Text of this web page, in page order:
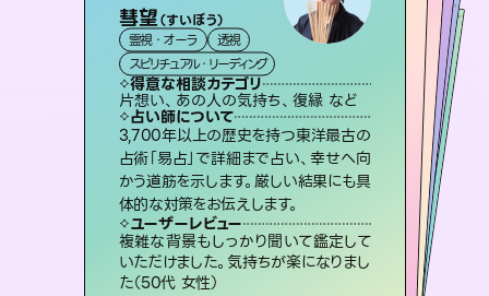
彗望（すいぼう）
霊視・オーラ
透視
スピリチュアル・リーディング
得意な相談カテゴリ
片想い、あの人の気持ち、復縁 など
占い師について
3,700年以上の歴史を持つ東洋最古の
占術「易占」で詳細まで占い、幸せへ向
かう道筋を示します。厳しい結果にも具
体的な対策をお伝えします。
ユーザーレビュー
複雑な背景もしっかり聞いて鑑定して
いただけました。気持ちが楽になりまし
た（50代 女性）
おう 霊感オラクル
霊視・オーラ
オラクルカード
得意な相談カテゴリ
恋愛総合、あの人の気持ち など
占い師について
霊視×オラクルカードを使って「今」と
「未来」そして「気になるあの人の気持
ち」まで丁寧に読み解き、恋や人生のヒ
ントを優しく引き出します。
ユーザーレビュー
不安な気持ちが嘘みたいに晴れまし
た…！よく視えていらっしゃるんだなと
感じました（40代 女性）
桃源珠羽 とうげんみう）
霊視・オーラ
スピリチュアル・リーディング
得意な相談カテゴリ
片想い、あの人の気持ち、復縁 など
占い師について
恋愛のお悩みの中でも特に「曖昧な関
係」の相談を得意としており、友達以上
恋人未満なお相手との今後や本音を丁
寧に読み解き恋愛成就へと導きます。
ユーザーレビュー
鑑定していただいてアドバイス通りに行
動すると仲が復活してきました。ありが
とうございました（40代 女性）
アイリス -iris-
西洋占星術
ルーン
得意な相談カテゴリ
恋愛総合、片想い、二人の未来 など
占い師について
復縁、恋愛、不倫の行方、同性愛や片思い、仕事関係や借金問題まで知りたいことや心の負担になっていることを紐解き、背中をそっと押して導きます。
ユーザーレビュー
安心感のあり、言い切ってくれる所や濁
さない鑑定のおかげで、毎回自分の気
持ちを整えられます（30代 男性）
未来視師＊花
霊視・オーラ
スピリチュアル・リーディング
得意な相談カテゴリ
出逢い、片想い、復縁 など
占い師について
未来には何パターンもの選択肢があり
ます。不安で視えにくくなっているあな
たの素敵な未来を見つけ、その未来を
選択できるようアドバイスします。
ユーザーレビュー
職場の人の性質や人間関係、本心など
本当によく視えていてびっくり。対策が
打てて前向きになれます（40代）
セラピスト理恵
霊視・オーラ タロット
スピリチュアル・リーディング
得意な相談カテゴリ
片想い、二人の未来、年の差 など
占い師について
連絡再開、復縁、成就などの報告実績
多数。セラピストとして2万超の施術経
験があるからこそできる鑑定で、より良
い未来をサポートします。
ユーザーレビュー
とても心温まる鑑定でした。しかもこち
らは何も言っていないのに視えていらっ
しゃるんだなと驚きです（30代女性）